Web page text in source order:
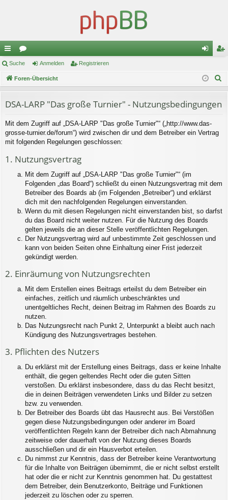
ch
ne
ug
riff
or
en m
de
n
ist
re
Suche Anmelden Registrieren
Foren-Übersicht
DSA-LARP "Das große Turnier" - Nutzungsbedingungen
Mit dem Zugriff auf „DSA-LARP "Das große Turnier"“ („http://www.das-
grosse-turnier.de/forum“) wird zwischen dir und dem Betreiber ein Vertrag
mit folgenden Regelungen geschlossen:
1. Nutzungsvertrag
Mit dem Zugriff auf „DSA-LARP "Das große Turnier"“ (im
Folgenden „das Board“) schließt du einen Nutzungsvertrag mit dem
Betreiber des Boards ab (im Folgenden „Betreiber“) und erklärst
dich mit den nachfolgenden Regelungen einverstanden.
Wenn du mit diesen Regelungen nicht einverstanden bist, so darfst
du das Board nicht weiter nutzen. Für die Nutzung des Boards
gelten jeweils die an dieser Stelle veröffentlichten Regelungen.
Der Nutzungsvertrag wird auf unbestimmte Zeit geschlossen und
kann von beiden Seiten ohne Einhaltung einer Frist jederzeit
gekündigt werden.
2. Einräumung von Nutzungsrechten
Mit dem Erstellen eines Beitrags erteilst du dem Betreiber ein
einfaches, zeitlich und räumlich unbeschränktes und
unentgeltliches Recht, deinen Beitrag im Rahmen des Boards zu
nutzen.
Das Nutzungsrecht nach Punkt 2, Unterpunkt a bleibt auch nach
Kündigung des Nutzungsvertrages bestehen.
3. Pflichten des Nutzers
Du erklärst mit der Erstellung eines Beitrags, dass er keine Inhalte
enthält, die gegen geltendes Recht oder die guten Sitten
verstoßen. Du erklärst insbesondere, dass du das Recht besitzt,
die in deinen Beiträgen verwendeten Links und Bilder zu setzen
bzw. zu verwenden.
Der Betreiber des Boards übt das Hausrecht aus. Bei Verstößen
gegen diese Nutzungsbedingungen oder anderer im Board
veröffentlichten Regeln kann der Betreiber dich nach Abmahnung
zeitweise oder dauerhaft von der Nutzung dieses Boards
ausschließen und dir ein Hausverbot erteilen.
Du nimmst zur Kenntnis, dass der Betreiber keine Verantwortung
für die Inhalte von Beiträgen übernimmt, die er nicht selbst erstellt
hat oder die er nicht zur Kenntnis genommen hat. Du gestattest
dem Betreiber, dein Benutzerkonto, Beiträge und Funktionen
jederzeit zu löschen oder zu sperren.